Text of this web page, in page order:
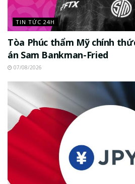
TIN TỨC 24H
Tòa Phúc thẩm Mỹ chính
án Sam Bankman-Fried
07/08/2026